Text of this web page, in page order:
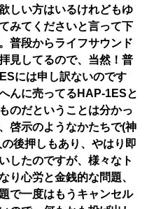
しい方はいるけれどもゆ
みてくださいと言って下
普段からライフサウンド
見してるので、当然！普
には申し訳ないのです
んに売ってるHAP-1ESと
のだということは分かっ
啓示のようなかたちで(神
の後押しもあり、やはり即
したのですが、様々なト
り心労と金銭的な問題、
で一度はもうキャンセル